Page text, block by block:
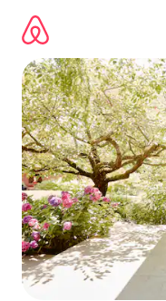
contenido